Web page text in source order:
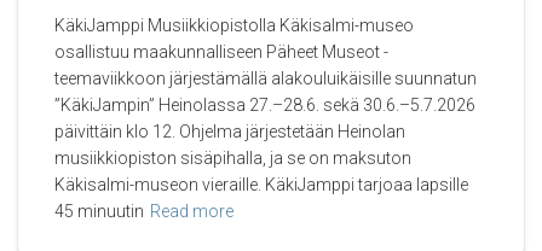
KäkiJamppi Musiikkiopistolla Käkisalmi-museo
osallistuu maakunnalliseen Päheet Museot -
teemaviikkoon järjestämällä alakouluikäisille suunnatun
”KäkiJampin” Heinolassa 27.–28.6. sekä 30.6.–5.7.2026
päivittäin klo 12. Ohjelma järjestetään Heinolan
musiikkiopiston sisäpihalla, ja se on maksuton
Käkisalmi-museon vieraille. KäkiJamppi tarjoaa lapsille
45 minuutin Read more